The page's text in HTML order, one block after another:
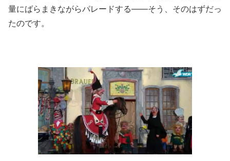
量にばらまきながらパレードする――そう、そのはずだっ
たのです。